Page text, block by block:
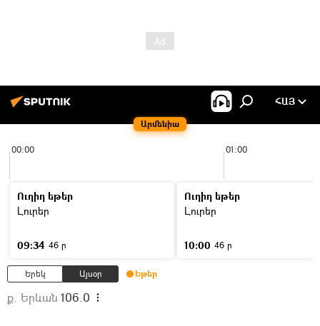
Արմենիա
ՀԱՅ
00:00 01:00
Ուղիղ եթեր
Լուրեր
09:34 46 ր
Ուղիղ եթեր
Լուրեր
10:00 46 ր
Երեկ Այսօր Եթեր
ք. Երևան 106.0